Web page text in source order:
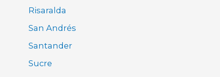
Risaralda
San Andrés
Santander
Sucre